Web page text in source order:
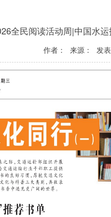
全民阅读活动周|中国水
作者： 来源： 发